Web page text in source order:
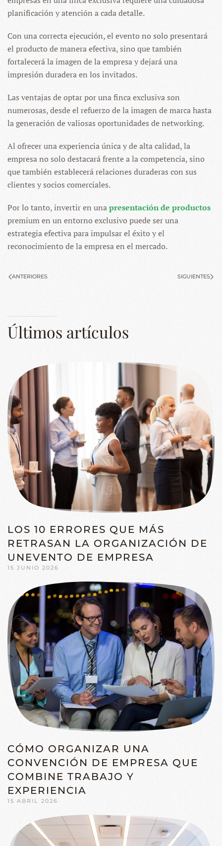
planificación y atención a cada detalle.
Con una correcta ejecución, el evento no solo presentará
el producto de manera efectiva, sino que también
fortalecerá la imagen de la empresa y dejará una
impresión duradera en los invitados.
Las ventajas de optar por una finca exclusiva son
numerosas, desde el refuerzo de la imagen de marca hasta
la generación de valiosas oportunidades de networking.
Al ofrecer una experiencia única y de alta calidad, la
empresa no solo destacará frente a la competencia, sino
que también establecerá relaciones duraderas con sus
clientes y socios comerciales.
Por lo tanto, invertir en unapresentación de productos
premium en un entorno exclusivo puede ser una
estrategia efectiva para impulsar el éxito y el
reconocimiento de la empresa en el mercado.
ANTERIORES SIGUIENTES
Últimos artículos
LOS 10 ERRORES QUE MÁS
RETRASAN LA ORGANIZACIÓN DE
UNEVENTO DE EMPRESA
15 JUNIO 2026
CÓMO ORGANIZAR UNA
CONVENCIÓN DE EMPRESA QUE
COMBINE TRABAJO Y
EXPERIENCIA
15 ABRIL 2026